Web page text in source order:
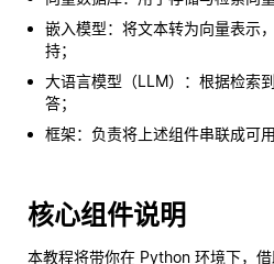
嵌入模型：将文本转为向量表示
持；
大语言模型（LLM）：根据检索
答；
框架：负责将上述组件串联成可用
核心组件说明
本教程将带你在 Python 环境下，